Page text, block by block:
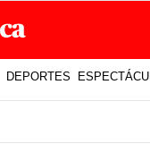
DEPORTES